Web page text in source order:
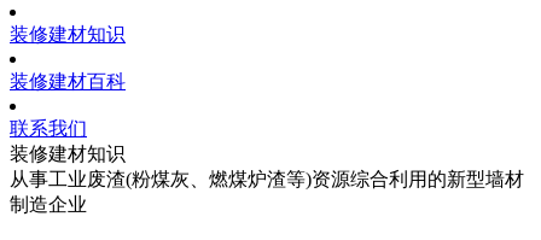
装修建材知识
装修建材百科
联系我们
装修建材知识
从事工业废渣(粉煤灰、燃煤炉渣等)资源综合利用的新型墙材
制造企业